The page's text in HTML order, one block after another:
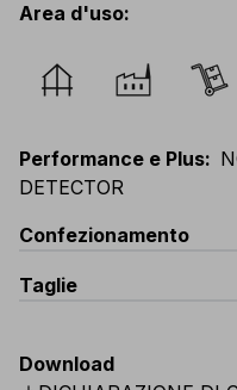
Area d'uso:
Performance e Plus:
DETECTOR
Confezionamento
Codice
Taglie
Download